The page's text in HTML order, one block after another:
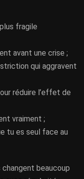
fragile
avant une crise ;
qui aggravent
réduire l’effet de
vraiment ;
tu es seul face au
beaucoup